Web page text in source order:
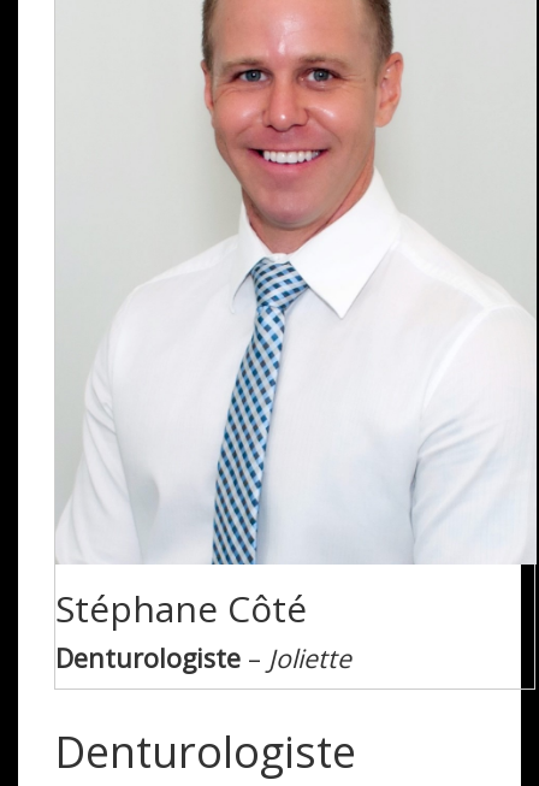
Stéphane Côté
Denturologiste – Joliette
Denturologiste